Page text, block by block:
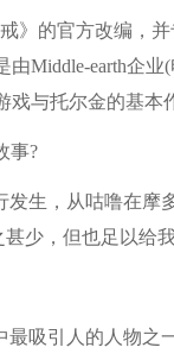
的官方改编，并
Middle-earth企
与托尔金的基本
事?
生，从咕噜在摩
少，但也足以给
吸引人的人物之